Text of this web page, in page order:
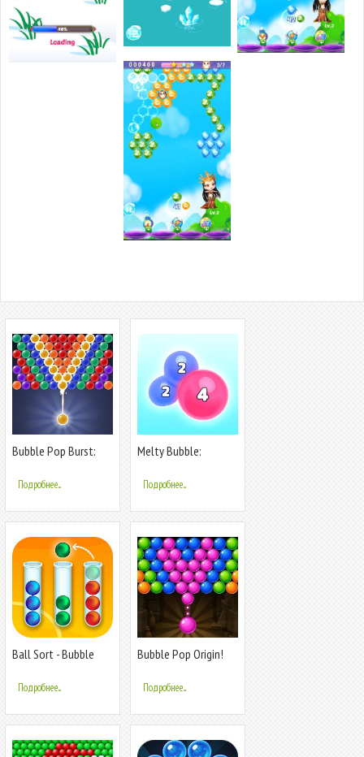
Bubble Pop Burst:
Подробнее...
Melty Bubble:
Подробнее...
Ball Sort - Bubble
Подробнее...
Bubble Pop Origin!
Подробнее...